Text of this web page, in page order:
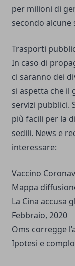
per milioni di
secondo alcune
Trasporti
In caso di
ci saranno dei
si aspetta che il
servizi pubblici.
più facili per la
sedili. News e
interessare:
Vaccino
Mappa
La Cina accusa
Febbraio, 2020
Oms corregge
Ipotesi e